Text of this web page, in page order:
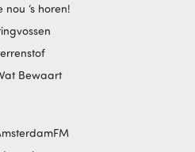
nou ‘s horen!
Bewaart